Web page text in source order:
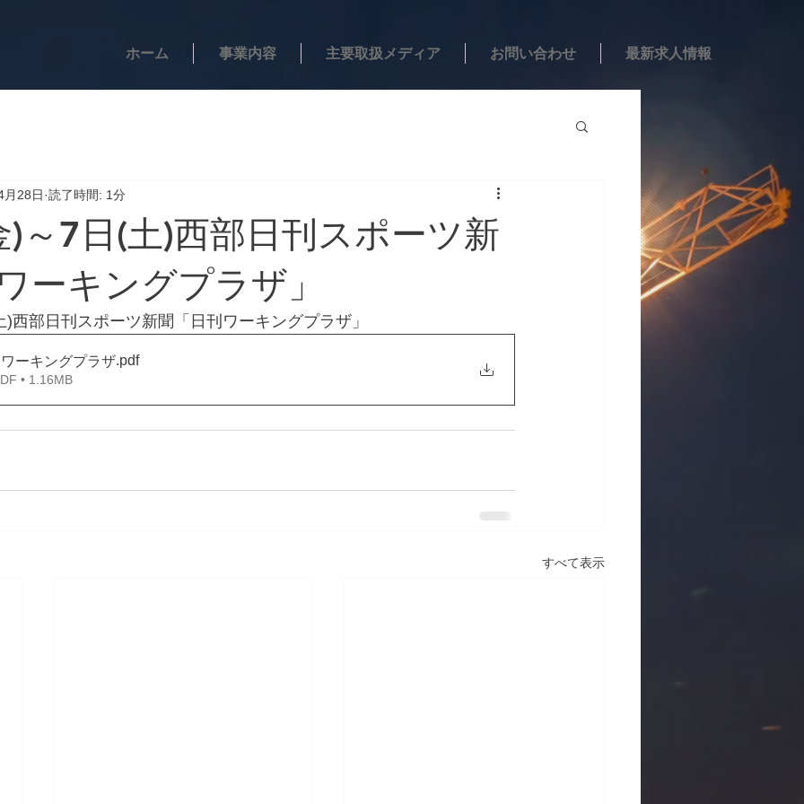
ホーム 事業内容 主要取扱メディア お問い合わせ 最新求人情報
～7日(土)西部日刊スポーツ新
ーキングプラザ」
月28日 読了時間: 1分
部日刊スポーツ新聞「日刊ワーキングプラザ」
ーキングプラザ.pdf
• 1.16MB
すべて表示